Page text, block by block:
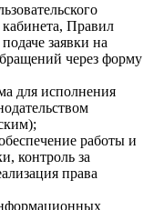
Правил
заявки на
через форму
для исполнения
работы и
контроль за
права